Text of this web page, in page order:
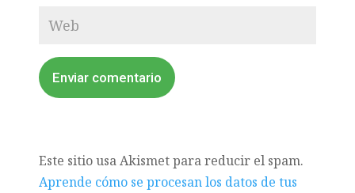
Enviar comentario
Este sitio usa Akismet para reducir el spam.
Aprende cómo se procesan los datos de tus